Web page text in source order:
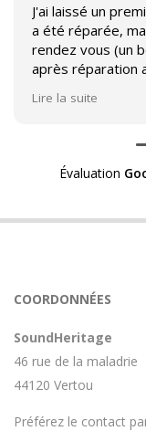
J'ai laissé un
a été réparée,
rendez vous (un
après réparation
Héritage afin
m'a fourni des
visuel.
enceinte n'est
Avoir ce genre
rendez le matériel.
Lire la suite
Évaluation
COORDONNÉES
SoundHeritage
46 rue de la maladrie
44120 Vertou
Préférez le contact